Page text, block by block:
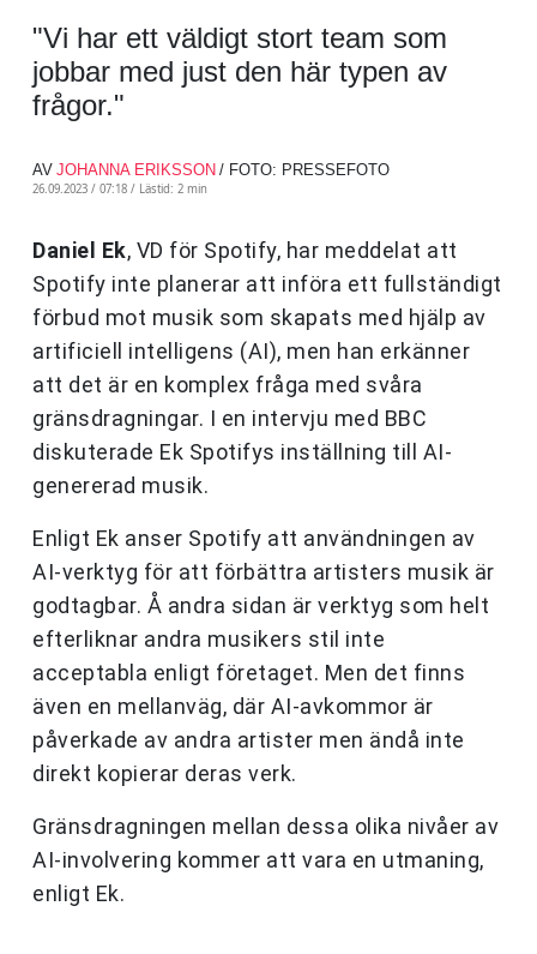
"Vi har ett väldigt stort team som
jobbar med just den här typen av
frågor."
AV JOHANNA ERIKSSON / FOTO: PRESSEFOTO
26.09.2023 / 07:18 / Lästid: 2 min
Daniel Ek, VD för Spotify, har meddelat att
Spotify inte planerar att införa ett fullständigt
förbud mot musik som skapats med hjälp av
artificiell intelligens (AI), men han erkänner
att det är en komplex fråga med svåra
gränsdragningar. I en intervju med BBC
diskuterade Ek Spotifys inställning till AI-
genererad musik.
Enligt Ek anser Spotify att användningen av
AI-verktyg för att förbättra artisters musik är
godtagbar. Å andra sidan är verktyg som helt
efterliknar andra musikers stil inte
acceptabla enligt företaget. Men det finns
även en mellanväg, där AI-avkommor är
påverkade av andra artister men ändå inte
direkt kopierar deras verk.
Gränsdragningen mellan dessa olika nivåer av
AI-involvering kommer att vara en utmaning,
enligt Ek.